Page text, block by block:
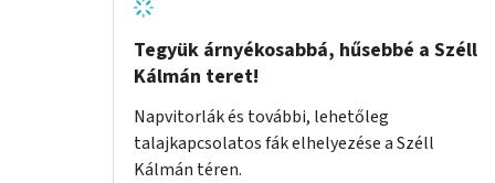
Tegyük árnyékosabbá, hűsebbé a Széll
Kálmán teret!
Napvitorlák és további, lehetőleg
talajkapcsolatos fák elhelyezése a Széll
Kálmán téren.